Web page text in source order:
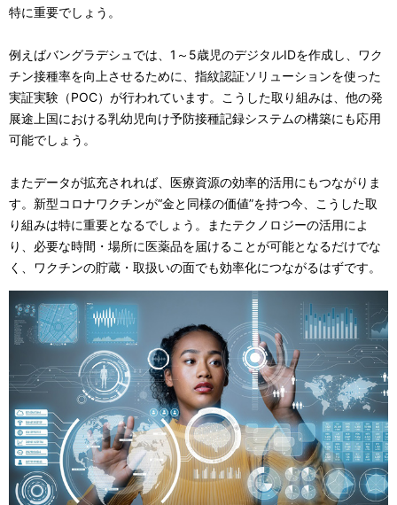
特に重要でしょう。
例えばバングラデシュでは、1～5歳児のデジタルIDを作成し、ワク
チン接種率を向上させるために、指紋認証ソリューションを使った
実証実験（POC）が行われています。こうした取り組みは、他の発
展途上国における乳幼児向け予防接種記録システムの構築にも応用
可能でしょう。
またデータが拡充されれば、医療資源の効率的活用にもつながりま
す。新型コロナワクチンが“金と同様の価値”を持つ今、こうした取
り組みは特に重要となるでしょう。またテクノロジーの活用によ
り、必要な時間・場所に医薬品を届けることが可能となるだけでな
く、ワクチンの貯蔵・取扱いの面でも効率化につながるはずです。